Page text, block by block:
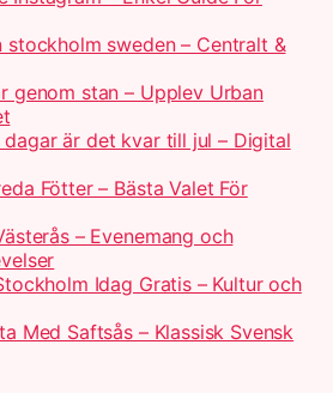
stockholm sweden – Centralt &
genom stan – Upplev Urban
dagar är det kvar till jul – Digital
Fötter – Bästa Valet För
– Evenemang och
Idag Gratis – Kultur och
Med Saftsås – Klassisk Svensk